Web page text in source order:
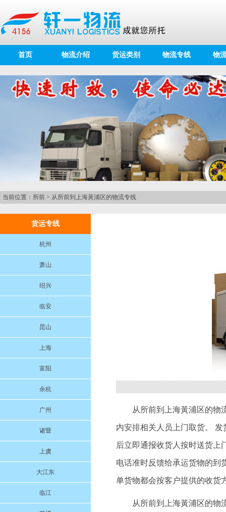
首页 物流介绍 货运类别 物流专线 物
当前位置： 所前 > 从所前到上海黃浦区的物流专线
货运专线
杭州
萧山
绍兴
临安
昆山
上海
富阳
余杭
广州
诸暨
上虞
大江东
临江
从所前到上海黃浦区的物
内安排相关人员上门取货。
后立即通报收货人按时送货上
电话准时反馈给承运货物的到
单货物都会按客户提供的收货
从所前到上海黃浦区的物